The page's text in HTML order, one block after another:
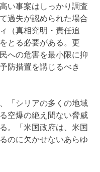
い事案はしっかり調査
過失が認められた場合
（真相究明・責任追
とる必要がある。更
への危害を最小限に抑
防措置を講じるべき
「シリアの多くの地域
空爆の絶え間ない脅威
。「米国政府は、米国
のに欠かせないあらゆ